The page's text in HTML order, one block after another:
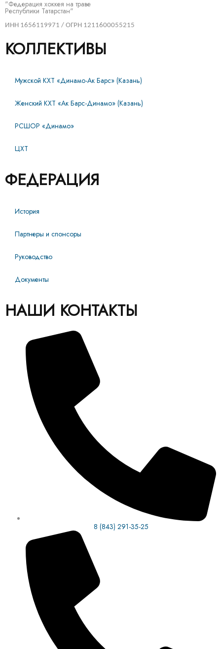
"Федерация хоккея на траве
Республики Татарстан"
ИНН 1656119971 / ОГРН 1211600055215
КОЛЛЕКТИВЫ
Мужской КХТ «Динамо-Ак Барс» (Казань)
Женский КХТ «Ак Барс-Динамо» (Казань)
РСШОР «Динамо»
ЦХТ
ФЕДЕРАЦИЯ
История
Партнеры и спонсоры
Руководство
Документы
НАШИ КОНТАКТЫ
8 (843) 291-35-25